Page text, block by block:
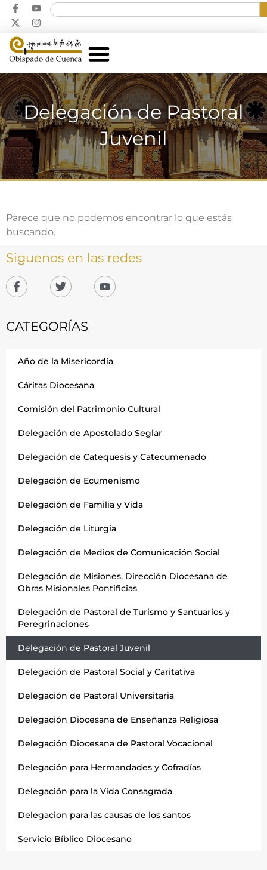
Delegación de Pastoral
Juvenil
Parece que no podemos encontrar lo que estás
buscando.
Siguenos en las redes
CATEGORÍAS
Año de la Misericordia
Cáritas Diocesana
Comisión del Patrimonio Cultural
Delegación de Apostolado Seglar
Delegación de Catequesis y Catecumenado
Delegación de Ecumenismo
Delegación de Familia y Vida
Delegación de Liturgia
Delegación de Medios de Comunicación Social
Delegación de Misiones, Dirección Diocesana de
Obras Misionales Pontificias
Delegación de Pastoral de Turismo y Santuarios y
Peregrinaciones
Delegación de Pastoral Juvenil
Delegación de Pastoral Social y Caritativa
Delegación de Pastoral Universitaria
Delegación Diocesana de Enseñanza Religiosa
Delegación Diocesana de Pastoral Vocacional
Delegación para Hermandades y Cofradías
Delegación para la Vida Consagrada
Delegacion para las causas de los santos
Servicio Bíblico Diocesano